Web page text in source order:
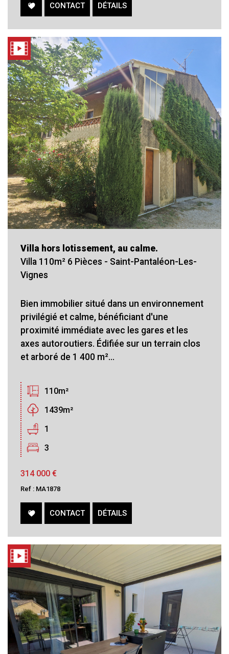
CONTACT DÉTAILS
Villa hors lotissement, au calme.
Villa 110m² 6 Pièces - Saint-Pantaléon-Les-
Vignes
Bien immobilier situé dans un environnement
privilégié et calme, bénéficiant d'une
proximité immédiate avec les gares et les
axes autoroutiers. Édifiée sur un terrain clos
et arboré de 1 400 m²...
110m²
1439m²
1
3
314 000 €
Ref : MA1878
CONTACT DÉTAILS